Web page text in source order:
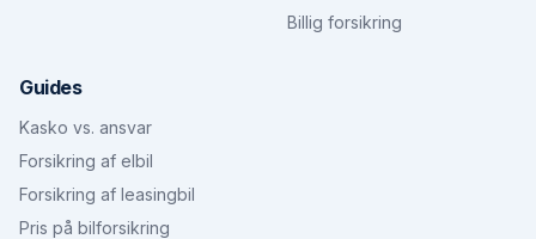
Billig forsikring
Guides
Kasko vs. ansvar
Forsikring af elbil
Forsikring af leasingbil
Pris på bilforsikring